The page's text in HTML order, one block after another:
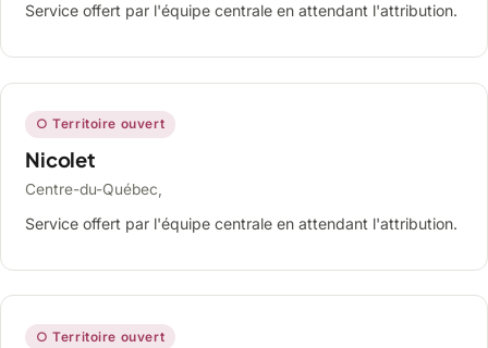
Service offert par l'équipe centrale en attendant l'attribution.
○ Territoire ouvert
Nicolet
Centre-du-Québec,
Service offert par l'équipe centrale en attendant l'attribution.
○ Territoire ouvert